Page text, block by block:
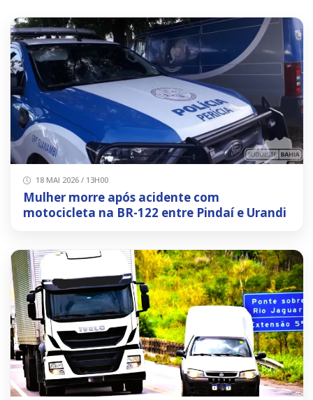
18 MAI 2026 / 13H00
Mulher morre após acidente com
motocicleta na BR-122 entre Pindaí e Urandi